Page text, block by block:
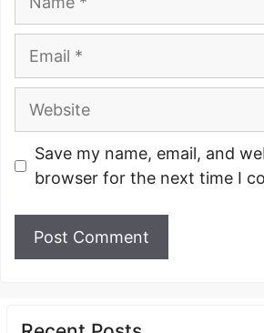
Website
Save my name, email, and
browser for the next time I